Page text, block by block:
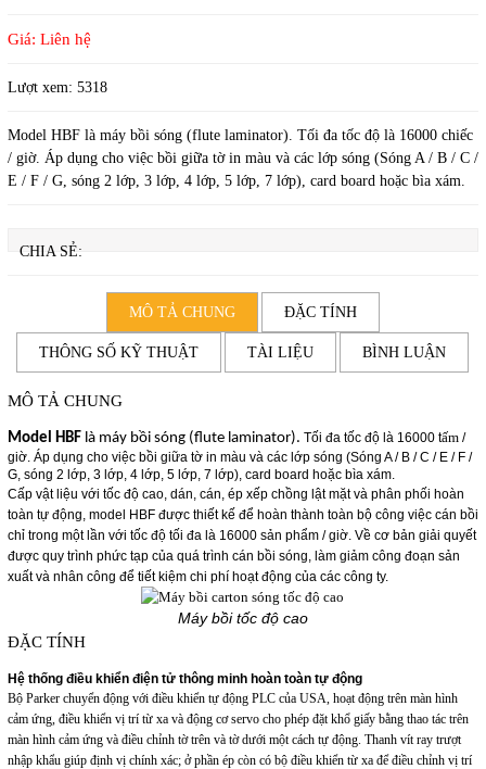
Giá: Liên hệ
Lượt xem: 5318
Model HBF là máy bồi sóng (flute laminator). Tối đa tốc độ là 16000 chiếc
/ giờ. Áp dụng cho việc bồi giữa tờ in màu và các lớp sóng (Sóng A / B / C /
E / F / G, sóng 2 lớp, 3 lớp, 4 lớp, 5 lớp, 7 lớp), card board hoặc bìa xám.
CHIA SẺ:
MÔ TẢ CHUNG ĐẶC TÍNH
THÔNG SỐ KỸ THUẬT TÀI LIỆU BÌNH LUẬN
MÔ TẢ CHUNG
Model HBFlà máy bồi sóng (flute laminator). Tối đa tốc độ là 16000 tấm/
giờ. Áp dụng cho việc bồi giữa tờ in màu và các lớp sóng (Sóng A / B / C / E / F /
G, sóng 2 lớp, 3 lớp, 4 lớp, 5 lớp, 7 lớp), card board hoặc bìa xám.
Cấp vật liệu với tốc độ cao, dán, cán, ép xếp chồng lật mặt và phân phối hoàn
toàn tự động, model HBF được thiết kế để hoàn thành toàn bộ công việc cán bồi
chỉ trong một lần với tốc độ tối đa là 16000 sản phẩm / giờ. Về cơ bản giải quyết
được quy trình phức tạp của quá trình cán bồi sóng, làm giảm công đoạn sản
xuất và nhân công để tiết kiệm chi phí hoạt động của các công ty.
Máy bồi tốc độ cao
ĐẶC TÍNH
Hệ thống điều khiển điện tử thông minh hoàn toàn tự động
Bộ Parker chuyển động với điều khiển tự động PLC của USA, hoạt động trên màn hình
cảm ứng, điều khiển vị trí từ xa và động cơ servo cho phép đặt khổ giấy bằng thao tác trên
màn hình cảm ứng và điều chỉnh tờ trên và tờ dưới một cách tự động. Thanh vít ray trượt
nhập khẩu giúp định vị chính xác; ở phần ép còn có bộ điều khiển từ xa để điều chỉnh vị trí